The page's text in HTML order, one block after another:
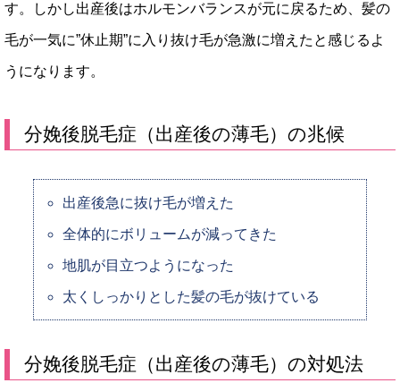
す。しかし出産後はホルモンバランスが元に戻るため、髪の
毛が一気に”休止期”に入り抜け毛が急激に増えたと感じるよ
うになります。
分娩後脱毛症（出産後の薄毛）の兆候
出産後急に抜け毛が増えた
全体的にボリュームが減ってきた
地肌が目立つようになった
太くしっかりとした髪の毛が抜けている
分娩後脱毛症（出産後の薄毛）の対処法